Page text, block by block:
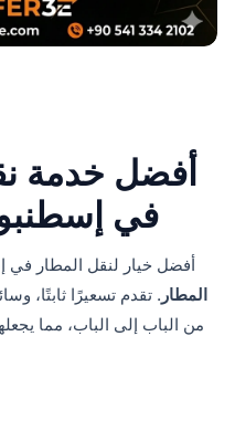
في
أفضل خيار لنقل المطار في
المطار . تقدم تسعيرًا ثابتًا،
من الباب إلى الباب، مما